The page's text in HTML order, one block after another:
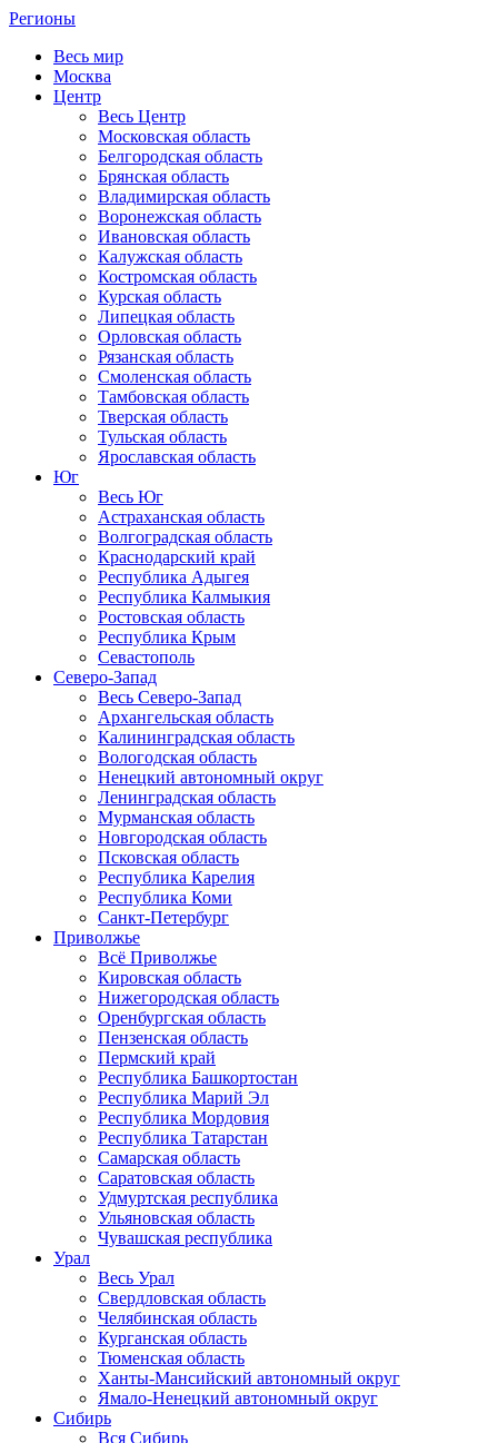
Регионы
Весь мир
Москва
Центр
Весь Центр
Московская область
Белгородская область
Брянская область
Владимирская область
Воронежская область
Ивановская область
Калужская область
Костромская область
Курская область
Липецкая область
Орловская область
Рязанская область
Смоленская область
Тамбовская область
Тверская область
Тульская область
Ярославская область
Юг
Весь Юг
Астраханская область
Волгоградская область
Краснодарский край
Республика Адыгея
Республика Калмыкия
Ростовская область
Республика Крым
Севастополь
Северо-Запад
Весь Северо-Запад
Архангельская область
Калининградская область
Вологодская область
Ненецкий автономный округ
Ленинградская область
Мурманская область
Новгородская область
Псковская область
Республика Карелия
Республика Коми
Санкт-Петербург
Приволжье
Всё Приволжье
Кировская область
Нижегородская область
Оренбургская область
Пензенская область
Пермский край
Республика Башкортостан
Республика Марий Эл
Республика Мордовия
Республика Татарстан
Самарская область
Саратовская область
Удмуртская республика
Ульяновская область
Чувашская республика
Урал
Весь Урал
Свердловская область
Челябинская область
Курганская область
Тюменская область
Ханты-Мансийский автономный округ
Ямало-Ненецкий автономный округ
Сибирь
Вся Сибирь